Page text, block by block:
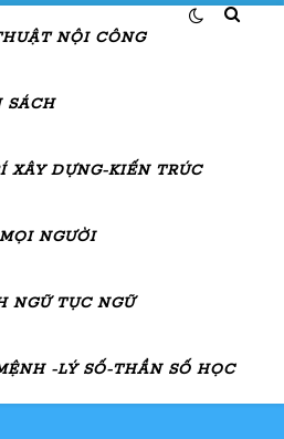
NỘI CÔNG
SÁCH
XÂY DỰNG-KIẾN TRÚC
NGƯỜI
NGỮ TỤC NGỮ
-LÝ SỐ-THẦN SỐ HỌC